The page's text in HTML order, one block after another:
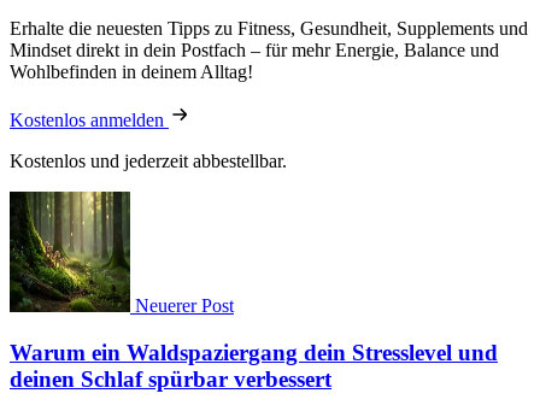
Erhalte die neuesten Tipps zu Fitness, Gesundheit, Supplements und
Mindset direkt in dein Postfach – für mehr Energie, Balance und
Wohlbefinden in deinem Alltag!
Kostenlos anmelden
Kostenlos und jederzeit abbestellbar.
Neuerer Post
Warum ein Waldspaziergang dein Stresslevel und
deinen Schlaf spürbar verbessert